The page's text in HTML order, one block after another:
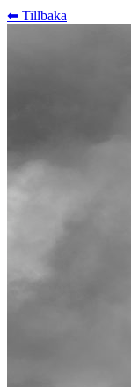
⬅︎ Tillbaka